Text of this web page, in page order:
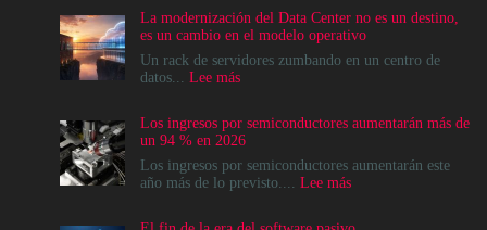
La modernización del Data Center no es un destino,
es un cambio en el modelo operativo
Un rack de servidores zumbando en un centro de
datos... Lee más:
del
Data
Center
no
Los ingresos por semiconductores aumentarán más de
un 94 % en 2026
Los ingresos por semiconductores aumentarán este
año más de lo previsto.... Lee más: